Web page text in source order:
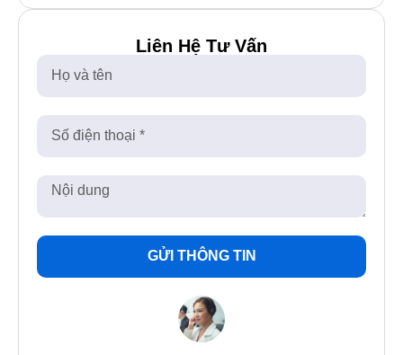
Liên Hệ Tư Vấn
GỬI THÔNG TIN